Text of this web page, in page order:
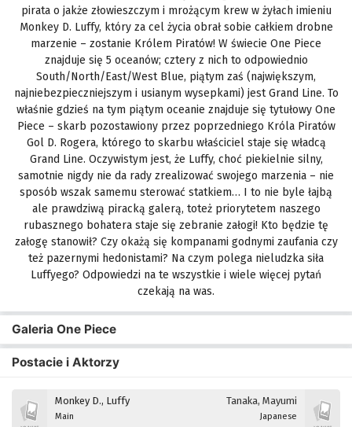
pirata o jakże złowieszczym i mrożącym krew w żyłach imieniu
Monkey D. Luffy, który za cel życia obrał sobie całkiem drobne
marzenie – zostanie Królem Piratów! W świecie One Piece
znajduje się 5 oceanów; cztery z nich to odpowiednio
South/North/East/West Blue, piątym zaś (największym,
najniebezpieczniejszym i usianym wysepkami) jest Grand Line. To
właśnie gdzieś na tym piątym oceanie znajduje się tytułowy One
Piece – skarb pozostawiony przez poprzedniego Króla Piratów
Gol D. Rogera, którego to skarbu właściciel staje się władcą
Grand Line. Oczywistym jest, że Luffy, choć piekielnie silny,
samotnie nigdy nie da rady zrealizować swojego marzenia – nie
sposób wszak samemu sterować statkiem… I to nie byle łajbą
ale prawdziwą piracką galerą, toteż priorytetem naszego
rubasznego bohatera staje się zebranie załogi! Kto będzie tę
załogę stanowił? Czy okażą się kompanami godnymi zaufania czy
też pazernymi hedonistami? Na czym polega nieludzka siła
Luffyego? Odpowiedzi na te wszystkie i wiele więcej pytań
czekają na was.
Galeria One Piece
Postacie i Aktorzy
Monkey D., Luffy
Main
Tanaka, Mayumi
Japanese